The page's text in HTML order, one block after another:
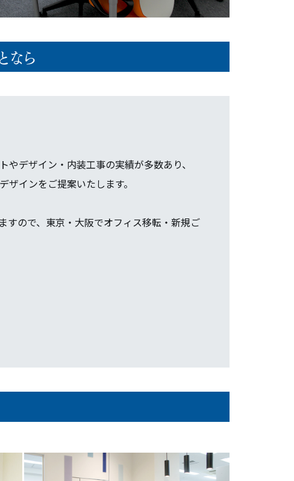
なら
デザイン・内装工事の実績が多数あり、
インをご提案いたします。
すので、東京・大阪でオフィス移転・新規ご